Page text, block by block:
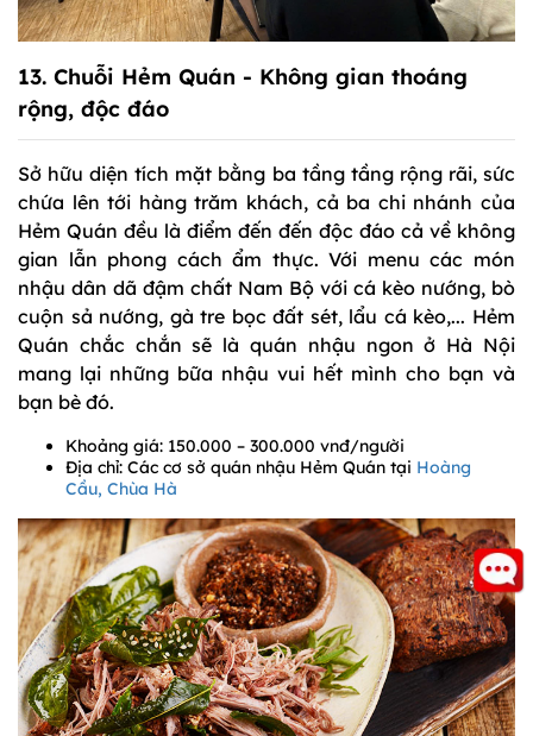
13. Chuỗi Hẻm Quán - Không gian thoáng
rộng, độc đáo
Sở hữu diện tích mặt bằng ba tầng tầng rộng rãi, sức
chứa lên tới hàng trăm khách, cả ba chi nhánh của
Hẻm Quán đều là điểm đến đến độc đáo cả về không
gian lẫn phong cách ẩm thực. Với menu các món
nhậu dân dã đậm chất Nam Bộ với cá kèo nướng, bò
cuộn sả nướng, gà tre bọc đất sét, lẩu cá kèo,... Hẻm
Quán chắc chắn sẽ là quán nhậu ngon ở Hà Nội
mang lại những bữa nhậu vui hết mình cho bạn và
bạn bè đó.
Khoảng giá: 150.000 – 300.000 vnđ/người
Địa chỉ: Các cơ sở quán nhậu Hẻm Quán tại Hoàng
Cầu, Chùa Hà